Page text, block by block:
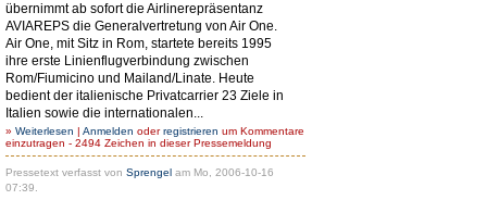
übernimmt ab sofort die Airlinerepräsentanz
AVIAREPS die Generalvertretung von Air One.
Air One, mit Sitz in Rom, startete bereits 1995
ihre erste Linienflugverbindung zwischen
Rom/Fiumicino und Mailand/Linate. Heute
bedient der italienische Privatcarrier 23 Ziele in
Italien sowie die internationalen...
» Weiterlesen | Anmelden oderregistrieren um Kommentare
einzutragen - 2494 Zeichen in dieser Pressemeldung
Pressetext verfasst von Sprengel am Mo, 2006-10-16
07:39.